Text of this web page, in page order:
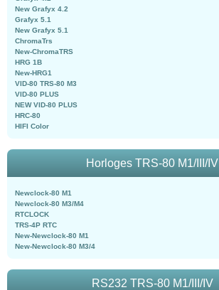
New Grafyx 4.2
Grafyx 5.1
New Grafyx 5.1
ChromaTrs
New-ChromaTRS
HRG 1B
New-HRG1
VID-80 TRS-80 M3
VID-80 PLUS
NEW VID-80 PLUS
HRC-80
HIFI Color
Horloges TRS-80 M1/III/IV
Newclock-80 M1
Newclock-80 M3/M4
RTCLOCK
TRS-4P RTC
New-Newclock-80 M1
New-Newclock-80 M3/4
RS232 TRS-80 M1/III/IV